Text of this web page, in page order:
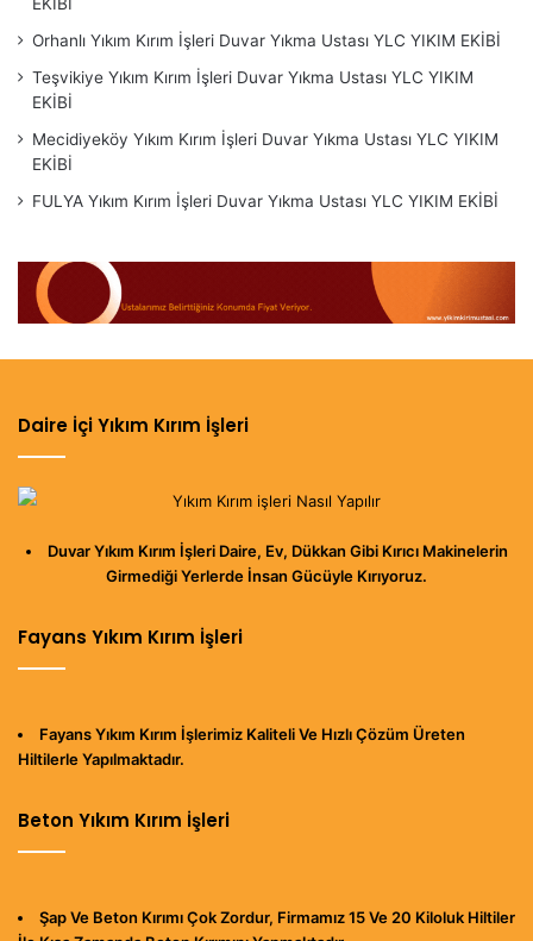
Orhanlı Yıkım Kırım İşleri Duvar Yıkma Ustası YLC YIKIM EKİBİ
Teşvikiye Yıkım Kırım İşleri Duvar Yıkma Ustası YLC YIKIM
EKİBİ
Mecidiyeköy Yıkım Kırım İşleri Duvar Yıkma Ustası YLC YIKIM
EKİBİ
FULYA Yıkım Kırım İşleri Duvar Yıkma Ustası YLC YIKIM EKİBİ
Daire İçi Yıkım Kırım İşleri
Duvar Yıkım Kırım İşleri Daire, Ev, Dükkan Gibi Kırıcı Makinelerin
Girmediği Yerlerde İnsan Gücüyle Kırıyoruz.
Fayans Yıkım Kırım İşleri
Fayans Yıkım Kırım İşlerimiz Kaliteli Ve Hızlı Çözüm Üreten
Hiltilerle Yapılmaktadır.
Beton Yıkım Kırım İşleri
Şap Ve Beton Kırımı Çok Zordur, Firmamız 15 Ve 20 Kiloluk Hiltiler